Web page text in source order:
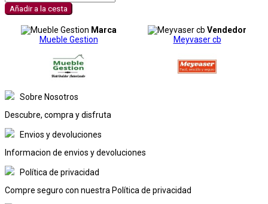
Añadir a la cesta
Marca
Mueble Gestion
Vendedor
Meyvaser cb
Sobre Nosotros
Descubre, compra y disfruta
Envios y devoluciones
Informacion de envios y devoluciones
Política de privacidad
Compre seguro con nuestra Política de privacidad